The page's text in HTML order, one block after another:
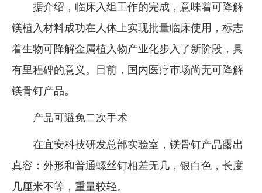
《资源再生》杂志
行情报价
据介绍，临床入组工作的完成，意味着可降解
镁植入材料成功在人体上实现批量临床使用，标志
着生物可降解金属植入物产业化步入了新阶段，具
有里程碑的意义。目前，国内医疗市场尚无可降解
镁骨钉产品。
产品可避免二次手术
在宜安科技研发总部实验室，镁骨钉产品露出
真容：外形和普通螺丝钉相差无几，银白色，长度
几厘米不等，重量较轻。